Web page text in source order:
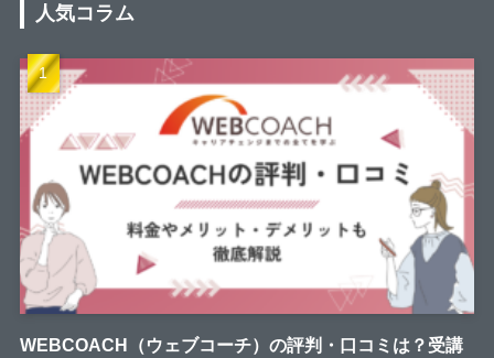
人気コラム
WEBCOACH（ウェブコーチ）の評判・口コミは？受講